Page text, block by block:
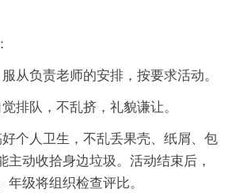
从负责老师的安排，按要求活动。
排队，不乱挤，礼貌谦让。
个人卫生，不乱丢果壳、纸屑、包
主动收拾身边垃圾。活动结束后，
年级将组织检查评比。